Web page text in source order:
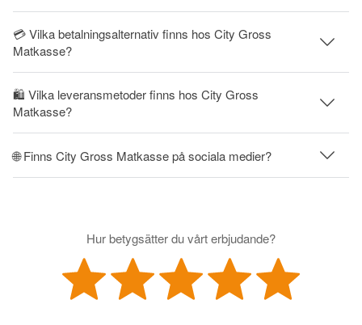
💳 Vilka betalningsalternativ finns hos City Gross
Matkasse?
🛍 Vilka leveransmetoder finns hos City Gross
Matkasse?
🌐 Finns City Gross Matkasse på sociala medier?
Hur betygsätter du vårt erbjudande?